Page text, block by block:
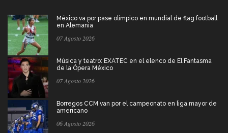
México va por pase olímpico en mundial de flag football
en Alemania
07 Agosto 2026
Música y teatro: EXATEC en el elenco de El Fantasma
de la Ópera México
07 Agosto 2026
Borregos CCM van por el campeonato en liga mayor de
americano
06 Agosto 2026